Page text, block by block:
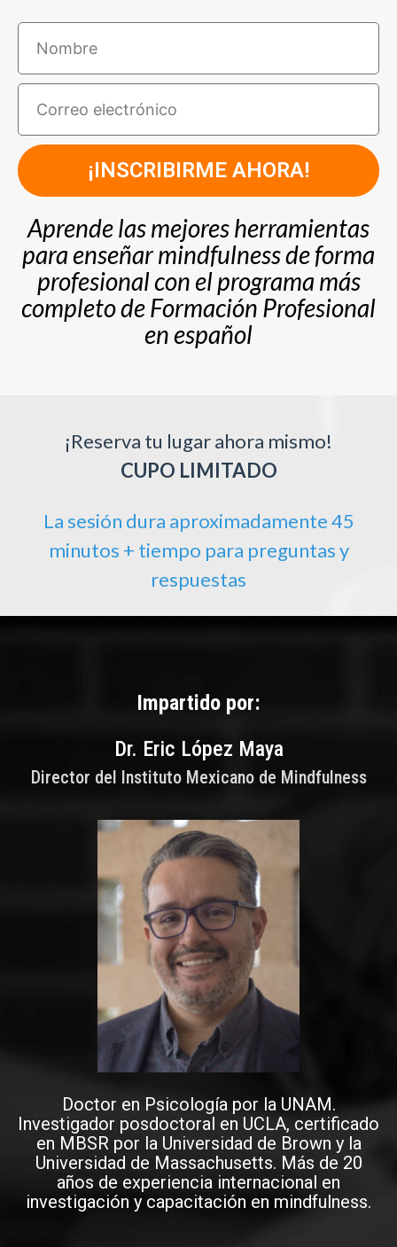
¡INSCRIBIRME AHORA!
Aprende las mejores herramientas
para enseñar mindfulness de forma
profesional con el programa más
completo de Formación Profesional
en español
¡Reserva tu lugar ahora mismo!
CUPO LIMITADO
La sesión dura aproximadamente 45
minutos + tiempo para preguntas y
respuestas
Impartido por:
Dr. Eric López Maya
Director del Instituto Mexicano de Mindfulness
Doctor en Psicología por la UNAM.
Investigador posdoctoral en UCLA, certificado
en MBSR por la Universidad de Brown y la
Universidad de Massachusetts. Más de 20
años de experiencia internacional en
investigación y capacitación en mindfulness.